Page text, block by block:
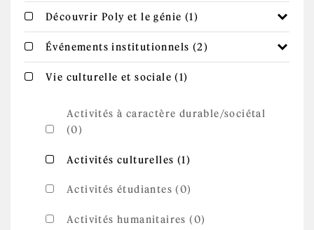
et
présentations
Apply Découvrir Poly et le génie filter
Découvrir Poly et le génie (1) Apply Découvrir
filter
Apply Événements institutionnels filter
Événements institutionnels (2)
institutionnels
Apply Vie culturelle et sociale filter
Vie culturelle et sociale (1)
Activités à caractère durable/sociétal
(0)
Apply Activités culturelles filter
Activités culturelles (1)
Activités étudiantes (0)
Activités humanitaires (0)